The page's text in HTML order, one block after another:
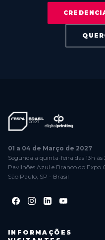
01 a 04 de Março de 2027
Segunda a quinta-feira das 13h às
Pavilhões Azul e Branco do Expo
São Paulo, SP - Brasil
INFORMAÇÕES